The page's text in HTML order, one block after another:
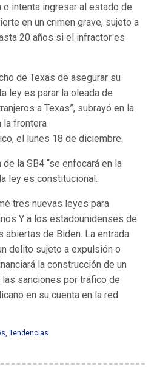
o intenta ingresar al estado de
en un crimen grave, sujeto a
20 años si el infractor es
de Texas de asegurar su
ley es parar la oleada de
a Texas”, subrayó en la
la frontera
el lunes 18 de diciembre.
la SB4 “se enfocará en la
ley es constitucional.
tres nuevas leyes para
Y a los estadounidenses de
de Biden. La entrada
delito sujeto a expulsión o
la construcción de un
las sanciones por tráfico de
en su cuenta en la red
, Tendencias